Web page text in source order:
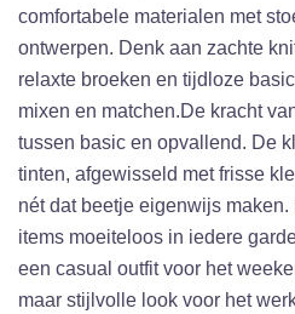
comfortabele materialen met
ontwerpen. Denk aan zachte
relaxte broeken en tijdloze
mixen en matchen.De kracht
tussen basic en opvallend. De
tinten, afgewisseld met frisse
nét dat beetje eigenwijs
items moeiteloos in iedere
een casual outfit voor het
maar stijlvolle look voor het